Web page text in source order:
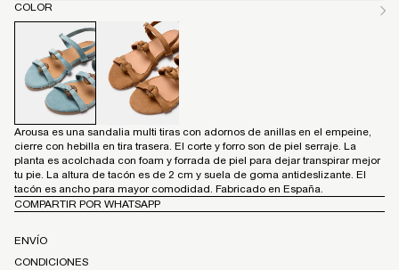
COLOR
Arousa es una sandalia multi tiras con adornos de anillas en el empeine,
cierre con hebilla en tira trasera. El corte y forro son de piel serraje. La
planta es acolchada con foam y forrada de piel para dejar transpirar mejor
tu pie. La altura de tacón es de 2 cm y suela de goma antideslizante. El
tacón es ancho para mayor comodidad. Fabricado en España.
COMPARTIR POR WHATSAPP
ENVÍO
CONDICIONES